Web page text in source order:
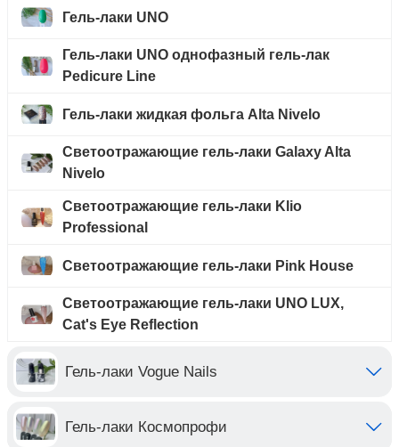
Гель-лаки UNO
Гель-лаки UNO однофазный гель-лак
Pedicure Line
Гель-лаки жидкая фольга Alta Nivelo
Светоотражающие гель-лаки Galaxy Alta
Nivelo
Светоотражающие гель-лаки Klio
Professional
Светоотражающие гель-лаки Pink House
Светоотражающие гель-лаки UNO LUX,
Cat's Eye Reflection
Гель-лаки Vogue Nails
Гель-лаки Космопрофи